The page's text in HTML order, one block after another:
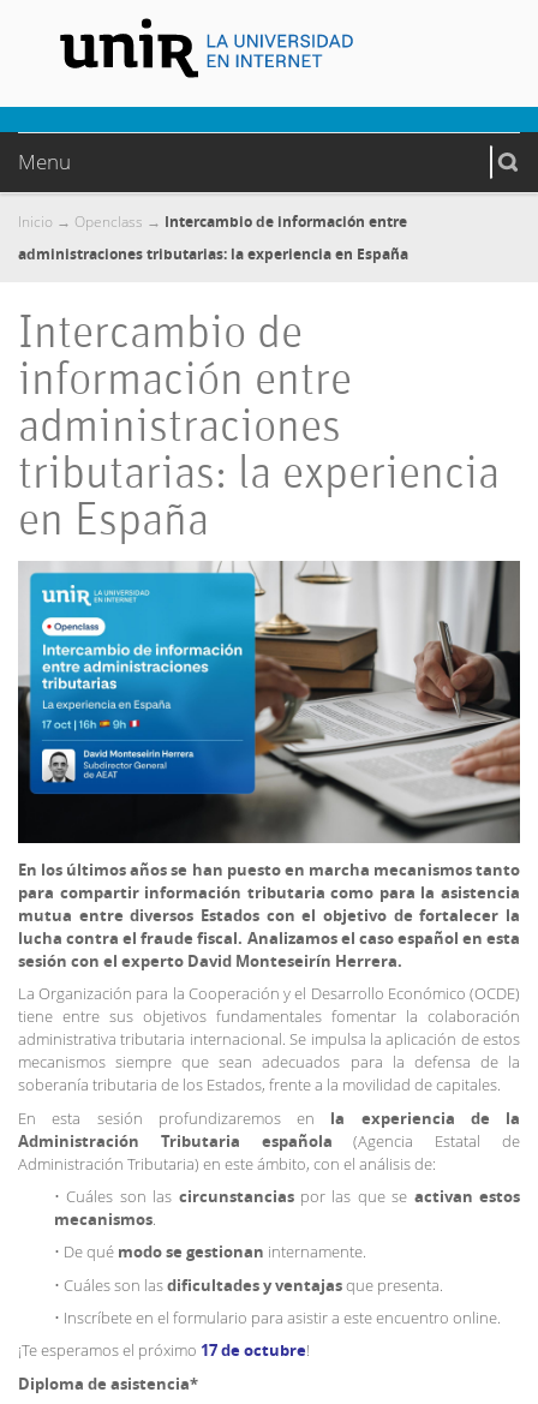
Menu
Inicio → Openclass → Intercambio de información entre
administraciones tributarias: la experiencia en España
Intercambio de
información entre
administraciones
tributarias: la experiencia
en España
En los últimos años se han puesto en marcha mecanismos tanto
para compartir información tributaria como para la asistencia
mutua entre diversos Estados con el objetivo de fortalecer la
lucha contra el fraude fiscal. Analizamos el caso español en esta
sesión con el experto David Monteseirín Herrera.
La Organización para la Cooperación y el Desarrollo Económico (OCDE)
tiene entre sus objetivos fundamentales fomentar la colaboración
administrativa tributaria internacional. Se impulsa la aplicación de estos
mecanismos siempre que sean adecuados para la defensa de la
soberanía tributaria de los Estados, frente a la movilidad de capitales.
En esta sesión profundizaremos en la experiencia de la
Administración Tributaria española (Agencia Estatal de
Administración Tributaria) en este ámbito, con el análisis de:
• Cuáles son las circunstanciaspor las que se activan estos
mecanismos.
• De qué modo se gestionan internamente.
• Cuáles son lasdificultades y ventajasque presenta.
• Inscríbete en el formulario para asistir a este encuentro online.
¡Te esperamos el próximo 17 de octubre!
Diploma de asistencia*